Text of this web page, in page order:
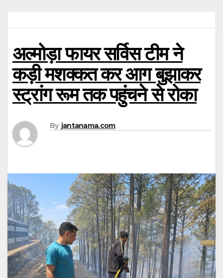
अल्मोड़ा फायर सर्विस टीम ने
कड़ी मशक्कत कर आग बुझाकर
स्ट्रांग रूम तक पहुंचने से रोका
By jantanama.com